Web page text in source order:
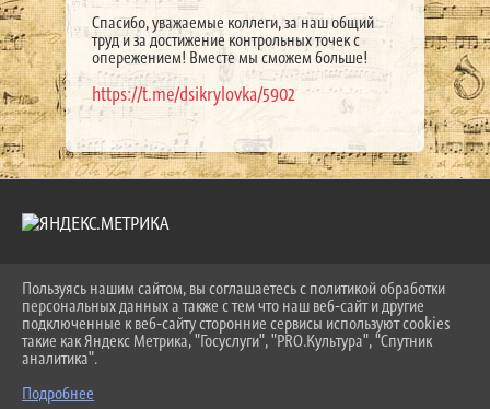
Спасибо, уважаемые коллеги, за наш общий
труд и за достижение контрольных точек с
опережением! Вместе мы сможем больше!
https://t.me/dsikrylovka/5902
2026 Г. LKDSHI.RU
ВХОД
КАРТА САЙТА
ПОЛИТИКА ОБРАБОТКИ ПЕРСОНАЛЬНЫХ ДАННЫХ
СДЕЛАНО НА KUBCMS
Пользуясь нашим сайтом, вы соглашаетесь с политикой обработки
персональных данных а также с тем что наш веб-сайт и другие
подключенные к веб-сайту сторонние сервисы используют cookies
такие как Яндекс Метрика, "Госуслуги", "PRO.Культура", "Спутник
аналитика".
Подробнее